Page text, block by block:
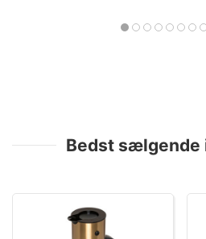
Bedst sælgende